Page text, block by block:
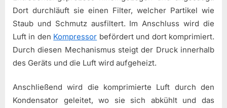
Dort durchläuft sie einen Filter, welcher Partikel wie
Staub und Schmutz ausfiltert. Im Anschluss wird die
Luft in den Kompressor befördert und dort komprimiert.
Durch diesen Mechanismus steigt der Druck innerhalb
des Geräts und die Luft wird aufgeheizt.
Anschließend wird die komprimierte Luft durch den
Kondensator geleitet, wo sie sich abkühlt und das